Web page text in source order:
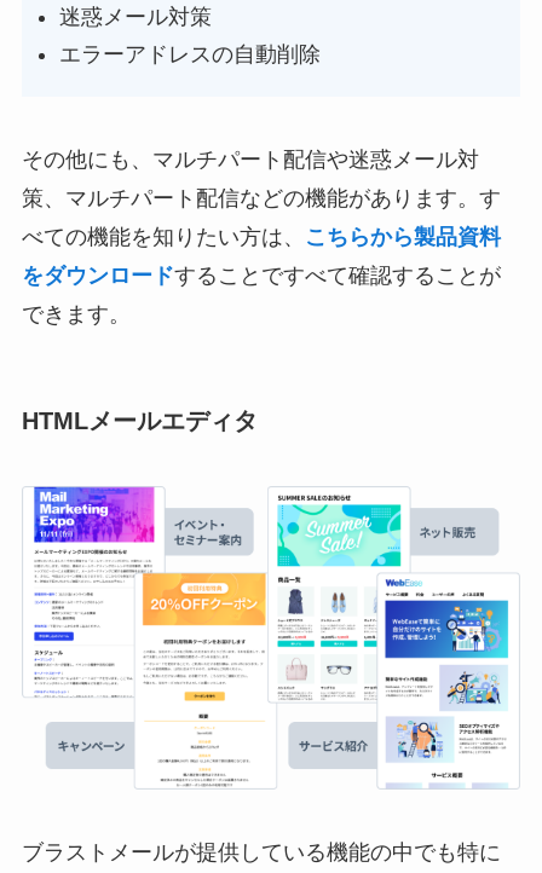
迷惑メール対策
エラーアドレスの自動削除
その他にも、マルチパート配信や迷惑メール対
策、マルチパート配信などの機能があります。す
べての機能を知りたい方は、
こちらから製品資料
をダウンロードすることですべて確認することが
できます。
HTMLメールエディタ
ブラストメールが提供している機能の中でも特に